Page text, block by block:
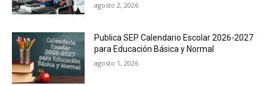
agosto 2, 2026
Publica SEP Calendario Escolar 2026-2027
para Educación Básica y Normal
agosto 1, 2026